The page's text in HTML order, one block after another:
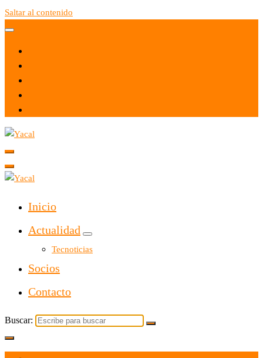
Saltar al contenido
Yacal micro hosting
Inicio
Actualidad
Tecnoticias
Socios
Contacto
Buscar: